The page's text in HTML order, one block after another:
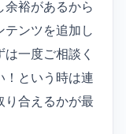
裕があるから
ンツを追加し
一度ご相談く
！という時は連
り合えるかが最